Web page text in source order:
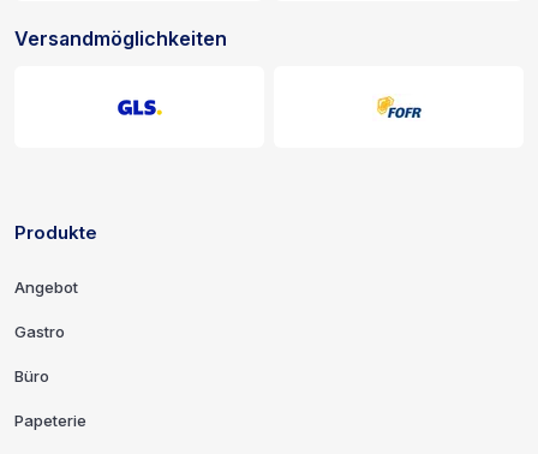
Versandmöglichkeiten
Links und Kontaktinformationen
Produkte
Angebot
Gastro
Büro
Papeterie